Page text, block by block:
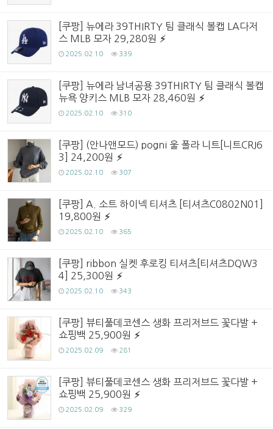
[쿠팡] 뉴에라 39THIRTY 팀 클래식 볼캡 LA다저
스 MLB 모자 29,280원
2025.02.10 339
[쿠팡] 뉴에라 남녀공용 39THIRTY 팀 클래식 볼캡
뉴욕 양키스 MLB 모자 28,460원
2025.02.10 310
[쿠팡] (안나앤모드) pogni 울 폴라 니트[니트CRJ6
3] 24,200원
2025.02.10 307
[쿠팡] A. 소트 하이넥 티셔츠 [티셔츠C0802N01]
19,800원
2025.02.10 365
[쿠팡] ribbon 실켓 후로킹 티셔츠[티셔츠DQW3
4] 25,300원
2025.02.10 343
[쿠팡] 뷰티풀데코센스 생화 프리저브드 꽃다발 +
쇼핑백 25,900원
2025.02.09 281
[쿠팡] 뷰티풀데코센스 생화 프리저브드 꽃다발 +
쇼핑백 25,900원
2025.02.09 329